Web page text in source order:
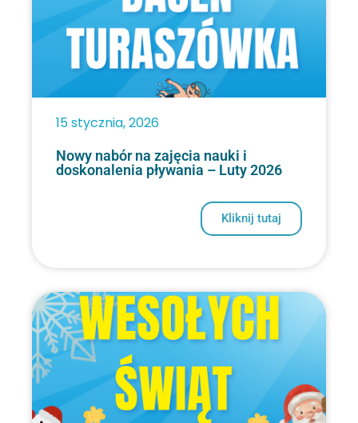
15 stycznia, 2026
Nowy nabór na zajęcia nauki i
doskonalenia pływania – Luty 2026
Kliknij tutaj